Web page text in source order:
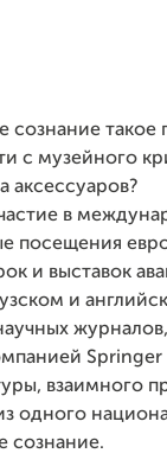
такое
с музейного
аксессуаров?
в
посещения
и выставок
и
Springer
взаимного
одного
сознание.